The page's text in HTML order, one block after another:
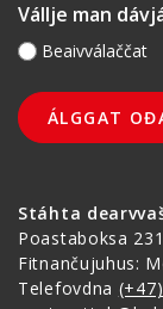
Stáhta
Poastaboksa
Fitnančujuhus:
Telefovdna
Vállje man
Beaivválaččat